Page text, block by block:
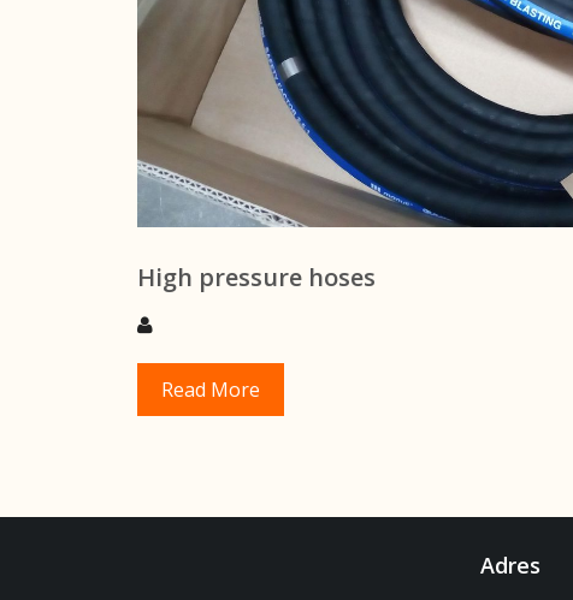
High pressure hoses
Read More
Adres